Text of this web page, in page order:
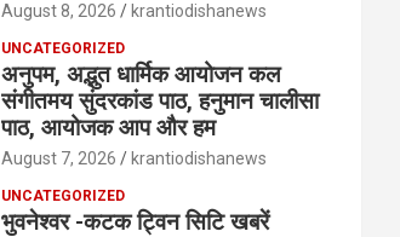
August 8, 2026 krantiodishanews
UNCATEGORIZED
अनुपम, अद्भुत धार्मिक आयोजन कल
संगीतमय सुंदरकांड पाठ, हनुमान चालीसा
पाठ, आयोजक आप और हम
August 7, 2026 krantiodishanews
UNCATEGORIZED
भुवनेश्वर -कटक ट्विन सिटि खबरें